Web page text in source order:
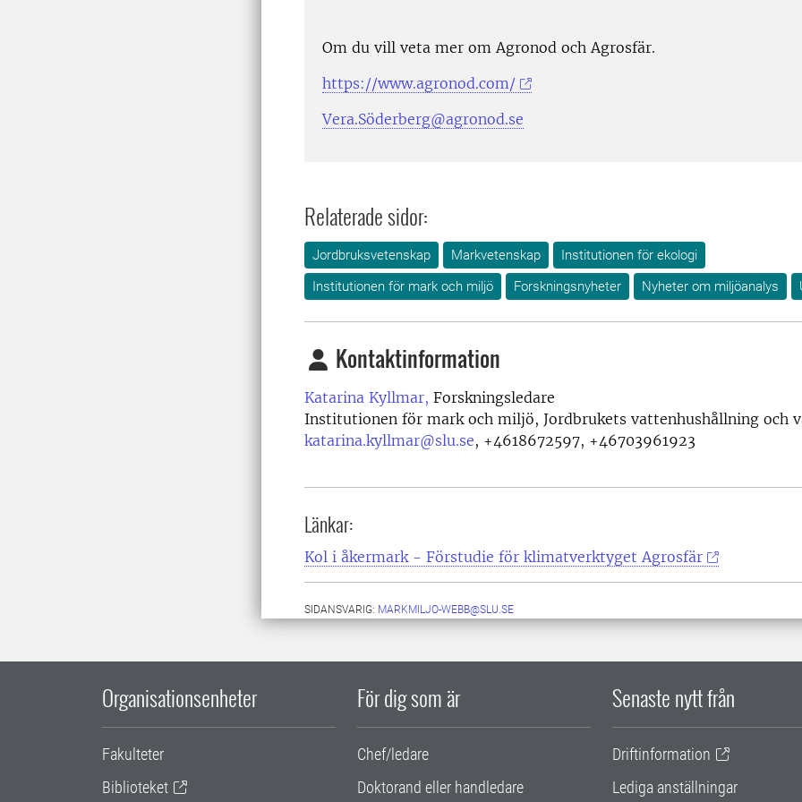
Om du vill veta mer om Agronod och Agrosfär.
https://www.agronod.com/
Vera.Söderberg@agronod.se
Relaterade sidor:
Jordbruksvetenskap Markvetenskap
Institutionen för ekologi
Institutionen för mark och miljö
Forskningsnyheter Nyheter om miljöanalys
Kontaktinformation
Katarina Kyllmar, Forskningsledare
Institutionen för mark och miljö, Jordbrukets vattenhushållning och
katarina.kyllmar@slu.se, +4618672597, +46703961923
Länkar:
Kol i åkermark - Förstudie för klimatverktyget Agrosfär
SIDANSVARIG: MARKMILJO-WEBB@SLU.SE
Organisationsenheter
Fakulteter
Biblioteket
För dig som är
Chef/ledare
Doktorand eller handledare
Senaste nytt från
Driftinformation
Lediga anställningar